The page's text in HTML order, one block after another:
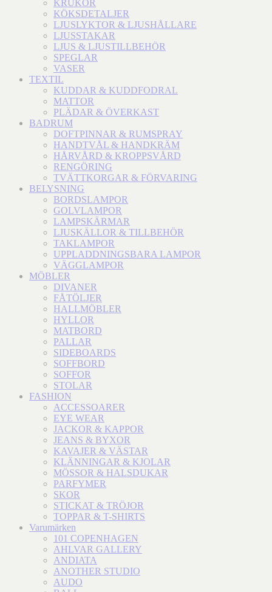
KRUKOR
KÖKSDETALJER
LJUSLYKTOR & LJUSHÅLLARE
LJUSSTAKAR
LJUS & LJUSTILLBEHÖR
SPEGLAR
VASER
TEXTIL
KUDDAR & KUDDFODRAL
MATTOR
PLÄDAR & ÖVERKAST
BADRUM
DOFTPINNAR & RUMSPRAY
HANDTVÅL & HANDKRÄM
HÅRVÅRD & KROPPSVÅRD
RENGÖRING
TVÄTTKORGAR & FÖRVARING
BELYSNING
BORDSLAMPOR
GOLVLAMPOR
LAMPSKÄRMAR
LJUSKÄLLOR & TILLBEHÖR
TAKLAMPOR
UPPLADDNINGSBARA LAMPOR
VÄGGLAMPOR
MÖBLER
DIVANER
FÅTÖLJER
HALLMÖBLER
HYLLOR
MATBORD
PALLAR
SIDEBOARDS
SOFFBORD
SOFFOR
STOLAR
FASHION
ACCESSOARER
EYE WEAR
JACKOR & KAPPOR
JEANS & BYXOR
KAVAJER & VÄSTAR
KLÄNNINGAR & KJOLAR
MÖSSOR & HALSDUKAR
PARFYMER
SKOR
STICKAT & TRÖJOR
TOPPAR & T-SHIRTS
Varumärken
101 COPENHAGEN
AHLVAR GALLERY
ANDIATA
ANOTHER STUDIO
AUDO